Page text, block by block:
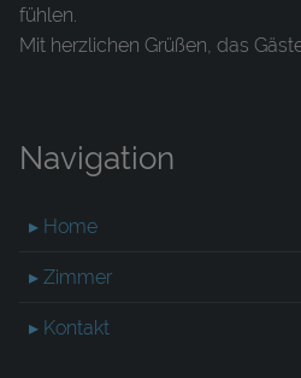
fühlen.
Mit herzlichen Grüßen, das
Navigation
▸ Home
▸ Zimmer
▸ Kontakt